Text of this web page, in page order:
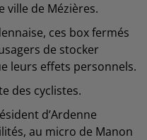
ville de Mézières.
ces box fermés
de stocker
leurs effets personnels.
des cyclistes.
d’Ardenne
au micro de Manon